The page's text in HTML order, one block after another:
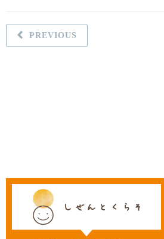
PREVIOUS